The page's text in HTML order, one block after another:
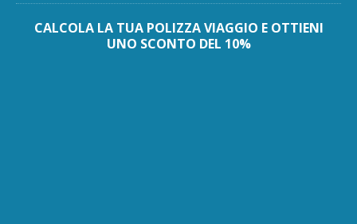
CALCOLA LA TUA POLIZZA VIAGGIO E OTTIENI
UNO SCONTO DEL 10%